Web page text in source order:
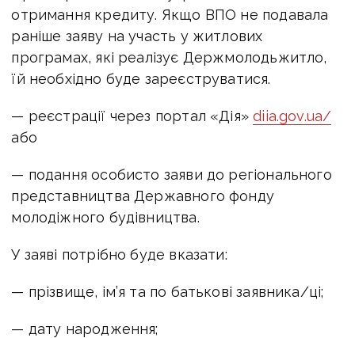
отримання кредиту. Якщо ВПО не подавала
раніше заяву на участь у житлових
програмах, які реалізує Держмолодьжитло,
їй необхідно буде зареєструватися.
— реєстрації через портал «Дія»diia.gov.ua/
або
— подання особисто заяви до регіонального
представництва Державного фонду
молодіжного будівництва.
У заяві потрібно буде вказати:
— прізвище, ім’я та по батькові заявника/ці;
— дату народження;